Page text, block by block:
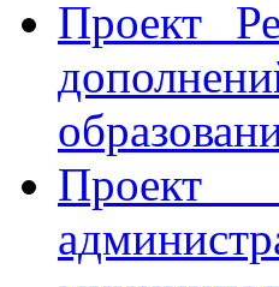
Проект
Проект